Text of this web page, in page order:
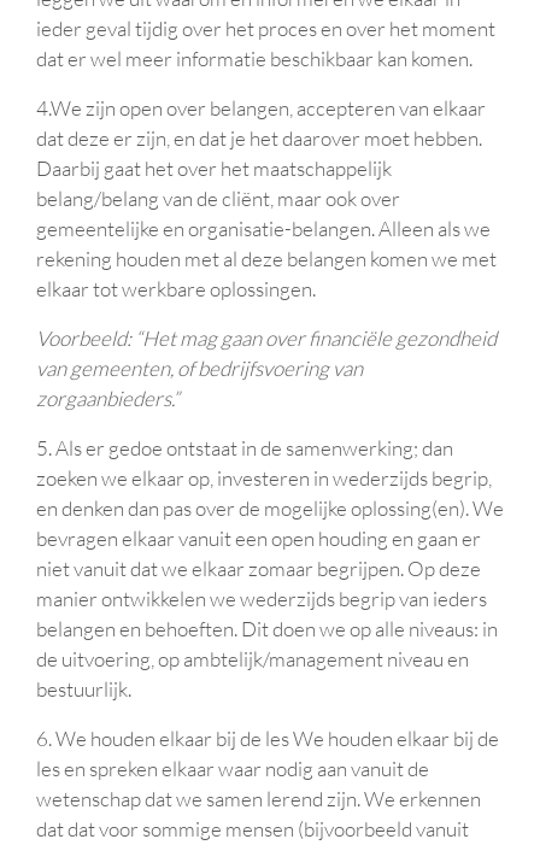
ieder geval tijdig over het proces en over het moment
dat er wel meer informatie beschikbaar kan komen.
4.We zijn open over belangen, accepteren van elkaar
dat deze er zijn, en dat je het daarover moet hebben.
Daarbij gaat het over het maatschappelijk
belang/belang van de cliënt, maar ook over
gemeentelijke en organisatie-belangen. Alleen als we
rekening houden met al deze belangen komen we met
elkaar tot werkbare oplossingen.
Voorbeeld: “Het mag gaan over financiële gezondheid
van gemeenten, of bedrijfsvoering van
zorgaanbieders.”
5. Als er gedoe ontstaat in de samenwerking; dan
zoeken we elkaar op, investeren in wederzijds begrip,
en denken dan pas over de mogelijke oplossing(en). We
bevragen elkaar vanuit een open houding en gaan er
niet vanuit dat we elkaar zomaar begrijpen. Op deze
manier ontwikkelen we wederzijds begrip van ieders
belangen en behoeften. Dit doen we op alle niveaus: in
de uitvoering, op ambtelijk/management niveau en
bestuurlijk.
6. We houden elkaar bij de les We houden elkaar bij de
les en spreken elkaar waar nodig aan vanuit de
wetenschap dat we samen lerend zijn. We erkennen
dat dat voor sommige mensen (bijvoorbeeld vanuit